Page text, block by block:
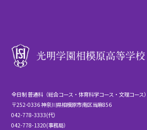
全日制 普通科（総合コース・体育科学コース・文理コース
〒252-0336 神奈川県相模原市南区当麻856
042-778-3333(代）
042-778-1320(事務局）